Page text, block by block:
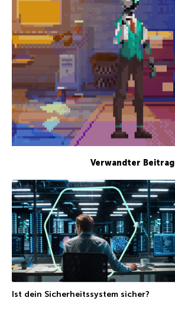
Verwandter Beitrag
Ist dein Sicherheitssystem sicher?